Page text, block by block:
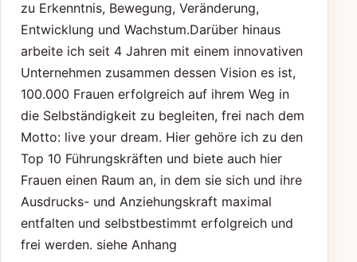
zu Erkenntnis, Bewegung, Veränderung,
Entwicklung und Wachstum.Darüber hinaus
arbeite ich seit 4 Jahren mit einem innovativen
Unternehmen zusammen dessen Vision es ist,
100.000 Frauen erfolgreich auf ihrem Weg in
die Selbständigkeit zu begleiten, frei nach dem
Motto: live your dream. Hier gehöre ich zu den
Top 10 Führungskräften und biete auch hier
Frauen einen Raum an, in dem sie sich und ihre
Ausdrucks- und Anziehungskraft maximal
entfalten und selbstbestimmt erfolgreich und
frei werden. siehe Anhang